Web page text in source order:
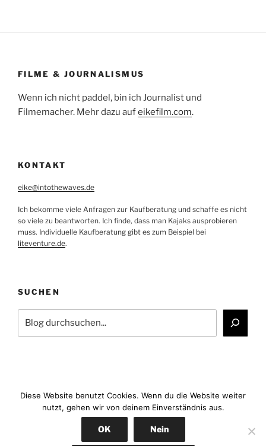
FILME & JOURNALISMUS
Wenn ich nicht paddel, bin ich Journalist und
Filmemacher. Mehr dazu aufeikefilm.com.
KONTAKT
eike@intothewaves.de
Ich bekomme viele Anfragen zur Kaufberatung und schaffe es nicht
so viele zu beantworten. Ich finde, dass man Kajaks ausprobieren
muss. Individuelle Kaufberatung gibt es zum Beispiel bei
liteventure.de.
SUCHEN
FacebookYouTubeInstagram
E-
Diese Website benutzt Cookies. Wenn du die Website weiter
nutzt, gehen wir von deinem Einverständnis aus.
OK Nein